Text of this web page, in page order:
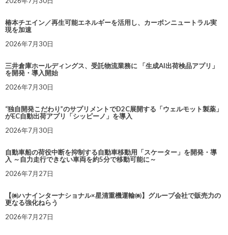
椿本チエイン／再生可能エネルギーを活用し、カーボンニュートラル実
現を加速
2026年7月30日
三井倉庫ホールディングス、受託物流業務に 「生成AI出荷検品アプリ」
を開発・導入開始
2026年7月30日
“独自開発こだわり”のサプリメントでD2C展開する「ウェルモット製薬」
がEC自動出荷アプリ「シッピーノ」を導入
2026年7月30日
自動車船の荷役中断を抑制する自動車移動用「スケーター」を開発・導
入 ～自力走行できない車両を約5分で移動可能に～
2026年7月27日
【㈱ハナインターナショナル×星清重機運輸㈱】グループ会社で販売力の
更なる強化ねらう
2026年7月27日